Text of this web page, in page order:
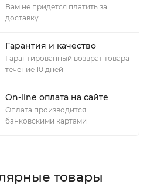
Вам не придется платить за
доставку
Гарантия и качество
Гарантированный возврат товара
течение 10 дней
On-line оплата на сайте
Оплата производится
банковскими картами
товары